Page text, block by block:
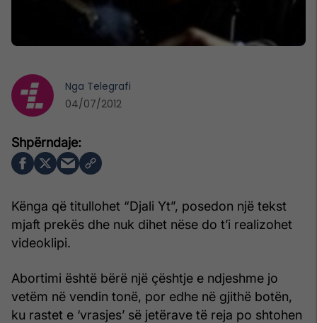
Kënga që titullohet “Djali Yt”, posedon një tekst
mjaft prekës dhe nuk dihet nëse do t’i realizohet
videoklipi.
Abortimi është bërë një çështje e ndjeshme jo
vetëm në vendin tonë, por edhe në gjithë botën,
ku rastet e ‘vrasjes’ së jetërave të reja po shtohen
Nga Telegrafi
04/07/2012